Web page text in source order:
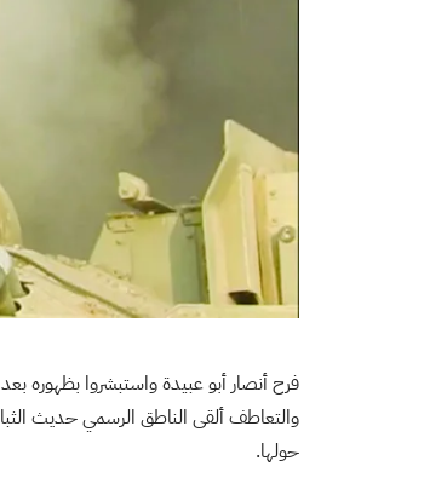
فرح أنصار أبو عبيدة واستبشروا بظهوره
والتعاطف ألقى الناطق الرسمي حديث
حولها.